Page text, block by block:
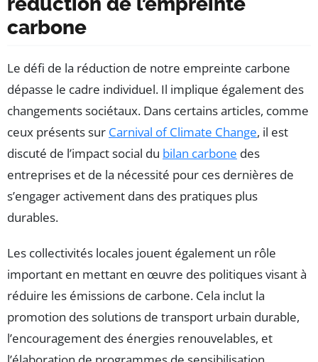
carbone
Le défi de la réduction de notre empreinte carbone
dépasse le cadre individuel. Il implique également des
changements sociétaux. Dans certains articles, comme
ceux présents sur Carnival of Climate Change, il est
discuté de l’impact social du bilan carbone des
entreprises et de la nécessité pour ces dernières de
s’engager activement dans des pratiques plus
durables.
Les collectivités locales jouent également un rôle
important en mettant en œuvre des politiques visant à
réduire les émissions de carbone. Cela inclut la
promotion des solutions de transport urbain durable,
l’encouragement des énergies renouvelables, et